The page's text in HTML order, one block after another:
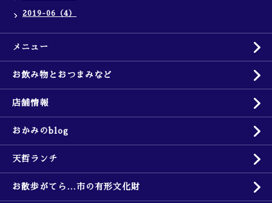
2019-06（4）
メニュー
お飲み物とおつまみなど
店舗情報
おかみのblog
天哲ランチ
お散歩がてら…市の有形文化財